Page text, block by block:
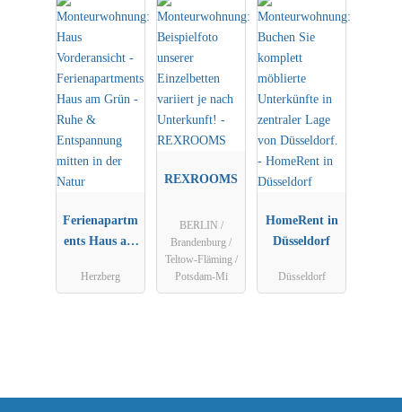
Küche, uvm.
Ferienapartm
ents Haus am
&
Herzberg
REXROOMS
BERLIN /
Brandenburg /
Teltow-Fläming /
Potsdam-Mi
HomeRent in
Düsseldorf
Düsseldorf